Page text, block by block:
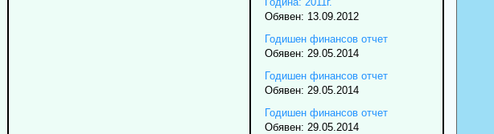
Обявен: 13.09.2012
Годишен финансов отчет
Обявен: 29.05.2014
Годишен финансов отчет
Обявен: 29.05.2014
Годишен финансов отчет
Обявен: 29.05.2014